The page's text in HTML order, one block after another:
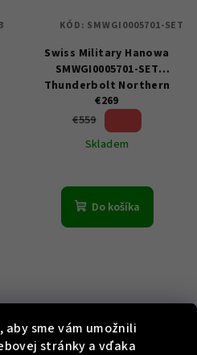
aby sme vám umožnili
stránky a vďaka
Swiss Military Hanowa
SMWGI0005701-SET
Thunderbolt Northern
Night Chronograph Set
43mm 10 ATM
€269
€559
Skladem
Do košíka
KÓD: SMWGI0005701-SET